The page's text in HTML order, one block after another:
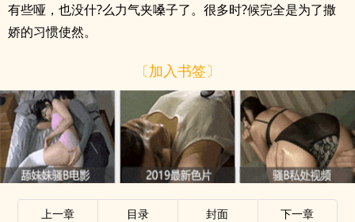
有些哑，也没什?么力气夹嗓子了。很多时?候完全是为了撒
娇的习惯使然。
〔加入书签〕
上一章 目录 封面 下一章